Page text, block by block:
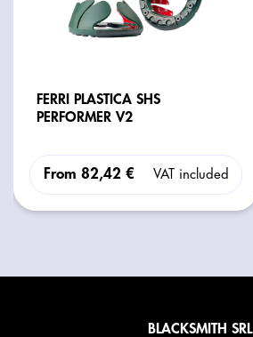
FERRI PLASTICA SHS
PERFORMER V2
From 82,42 € VAT included
BLACKSMITH SRL